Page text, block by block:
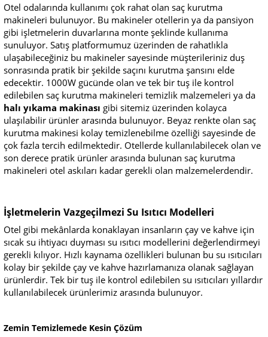
Otel odalarında kullanımı çok rahat olan saç kurutma
makineleri bulunuyor. Bu makineler otellerin ya da pansiyon
gibi işletmelerin duvarlarına monte şeklinde kullanıma
sunuluyor. Satış platformumuz üzerinden de rahatlıkla
ulaşabileceğiniz bu makineler sayesinde müşterileriniz duş
sonrasında pratik bir şekilde saçını kurutma şansını elde
edecektir. 1000W gücünde olan ve tek bir tuş ile kontrol
edilebilen saç kurutma makineleri temizlik malzemeleri ya da
halı yıkama makinası gibi sitemiz üzerinden kolayca
ulaşılabilir ürünler arasında bulunuyor. Beyaz renkte olan saç
kurutma makinesi kolay temizlenebilme özelliği sayesinde de
çok fazla tercih edilmektedir. Otellerde kullanılabilecek olan ve
son derece pratik ürünler arasında bulunan saç kurutma
makineleri otel askıları kadar gerekli olan malzemelerdendir.
İşletmelerin Vazgeçilmezi Su Isıtıcı Modelleri
Otel gibi mekânlarda konaklayan insanların çay ve kahve için
sıcak su ihtiyacı duyması su ısıtıcı modellerini değerlendirmeyi
gerekli kılıyor. Hızlı kaynama özellikleri bulunan bu su ısıtıcıları
kolay bir şekilde çay ve kahve hazırlamanıza olanak sağlayan
ürünlerdir. Tek bir tuş ile kontrol edilebilen su ısıtıcıları yıllardır
kullanılabilecek ürünlerimiz arasında bulunuyor.
Zemin Temizlemede Kesin Çözüm